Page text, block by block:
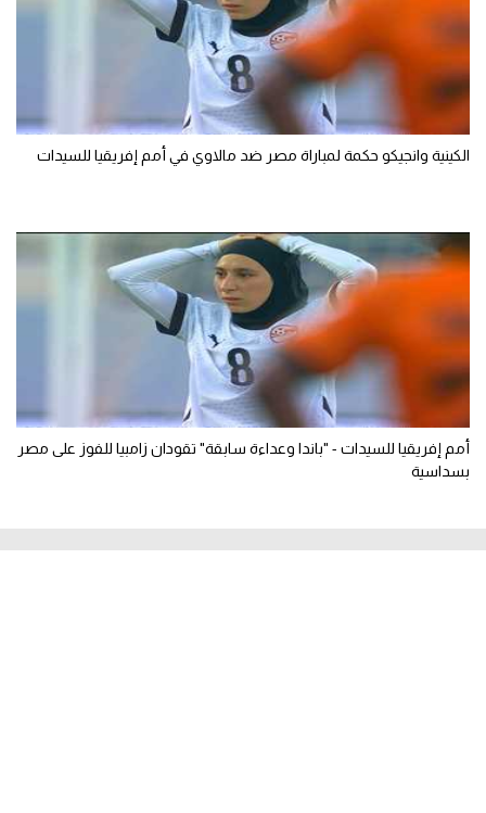
الكينية وانجيكو حكمة لمباراة مصر ضد مالاوي في أمم إفريقيا للسيدات
أمم إفريقيا للسيدات - "باندا وعداءة سابقة" تقودان زامبيا للفوز على مصر
بسداسية